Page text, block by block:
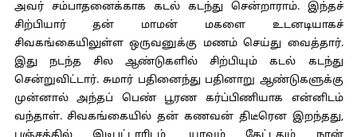
அவர் சம்பாதனைக்காக கடல் கடந்து சென்றாராம். இந்தச்
சிற்பியார் தன் மாமன் மகளை உடனடியாகச்
சிவகங்கையிலுள்ள ஒருவனுக்கு மணம் செய்து வைத்தார்.
இது நடந்த சில ஆண்டுகளில் சிற்பியும் கடல் கடந்து
சென்றுவிட்டார். சுமார் பதினைந்து பதினாறு ஆண்டுகளுக்கு
முன்னால் அந்தப் பெண் பூரண கர்ப்பிணியாக என்னிடம்
வந்தாள். சிவகங்கையில் தன் கணவன் திடீரென இறந்தது,